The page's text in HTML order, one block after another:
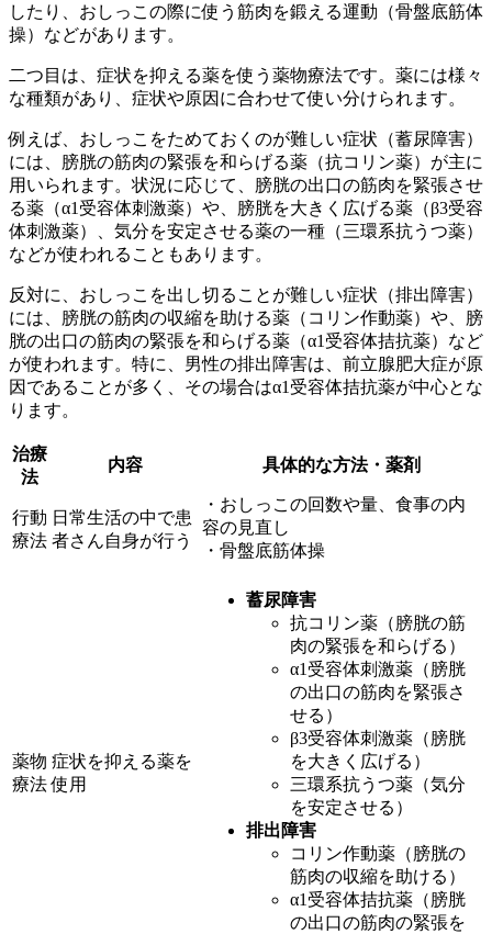
したり、おしっこの際に使う筋肉を鍛える運動（骨盤底筋体
操） などがあります。
二つ目は、 症状を抑える薬を使う薬物療法です。薬には様々
な種類があり、症状や原因に合わせて使い分けられます。
例えば、おしっこをためておくのが難しい症状（蓄尿障害）
には、 膀胱の筋肉の緊張を和らげる薬（抗コリン薬） が主に
用いられます。状況に応じて、 膀胱の出口の筋肉を緊張させ
る薬（α1受容体刺激薬）や、膀胱を大きく広げる薬（β3受容
体刺激薬）、気分を安定させる薬の一種（三環系抗うつ薬）
などが使われることもあります。
反対に、おしっこを出し切ることが難しい症状（排出障害）
には、 膀胱の筋肉の収縮を助ける薬（コリン作動薬）や、膀
胱の出口の筋肉の緊張を和らげる薬（α1受容体拮抗薬） など
が使われます。特に、男性の排出障害は、 前立腺肥大症が原
因であることが多く、その場合はα1受容体拮抗薬が中心とな
ります。
治療
法
内容 具体的な方法・薬剤
行動
療法
日常生活の中で患
者さん自身が行う
・おしっこの回数や量、食事の内
容の見直し
・骨盤底筋体操
薬物
療法
症状を抑える薬を
使用
蓄尿障害
抗コリン薬（膀胱の筋
肉の緊張を和らげる）
α1受容体刺激薬（膀胱
の出口の筋肉を緊張さ
せる）
β3受容体刺激薬（膀胱
を大きく広げる）
三環系抗うつ薬（気分
を安定させる）
排出障害
コリン作動薬（膀胱の
筋肉の収縮を助ける）
α1受容体拮抗薬（膀胱
の出口の筋肉の緊張を